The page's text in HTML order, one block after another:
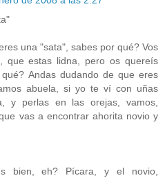
una "sata", sabes por qué? Vos
que estas lidna, pero os quereís
Andas dudando de que eres
abuela, si yo te ví con uñas
y perlas en las orejas, vamos,
vas a encontrar ahorita novio y
bien, eh? Pícara, y el novio,